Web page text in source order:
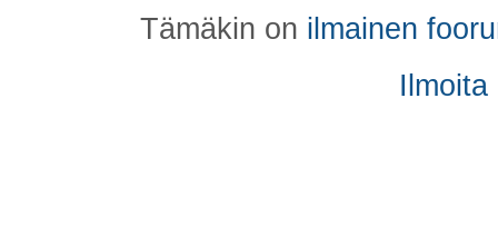
Tämäkin on ilmainen